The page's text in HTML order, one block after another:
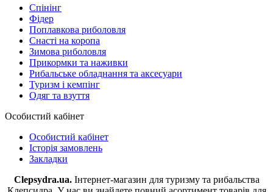
Спінінг
Фідер
Поплавкова риболовля
Снасті на коропа
Зимова риболовля
Прикормки та наживки
Рибальське обладнання та аксесуари
Туризм і кемпінг
Одяг та взуття
Особистий кабінет
Особистий кабінет
Історія замовлень
Закладки
Clepsydra.ua. Інтернет-магазин для туризму та рибальства